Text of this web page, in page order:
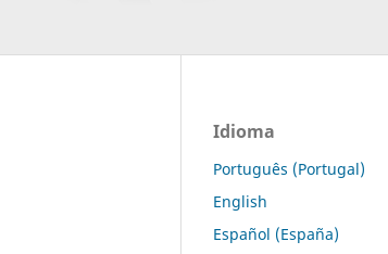
Idioma
Português (Portugal)
English
Español (España)